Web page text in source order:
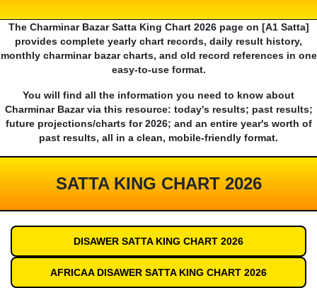
The Charminar Bazar Satta King Chart 2026 page on [A1 Satta]
provides complete yearly chart records, daily result history,
monthly charminar bazar charts, and old record references in one
easy-to-use format.
You will find all the information you need to know about
Charminar Bazar via this resource: today's results; past results;
future projections/charts for 2026; and an entire year's worth of
past results, all in a clean, mobile-friendly format.
SATTA KING CHART 2026
DISAWER SATTA KING CHART 2026
AFRICAA DISAWER SATTA KING CHART 2026